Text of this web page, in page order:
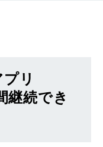
リ
続でき